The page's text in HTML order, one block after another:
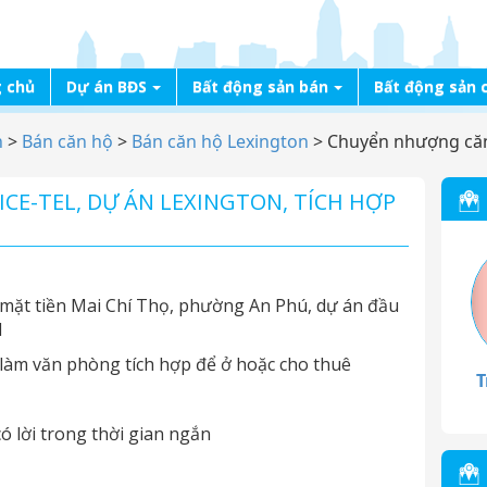
chủ Dự án BĐS Bất động sản bán Bất động sản
> Bán căn hộ > Bán căn hộ Lexington > Chuyển nhượng
TEL, DỰ ÁN LEXINGTON, TÍCH HỢP
tiền Mai Chí Thọ, phường An Phú, dự án đầu
văn phòng tích hợp để ở hoặc cho thuê
lời trong thời gian ngắn